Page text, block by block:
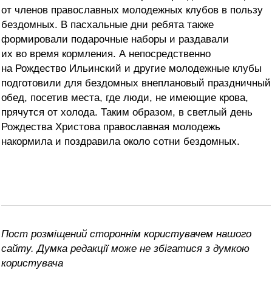
от членов православных молодежных клубов в пользу
бездомных. В пасхальные дни ребята также
формировали подарочные наборы и раздавали
их во время кормления. А непосредственно
на Рождество Ильинский и другие молодежные клубы
подготовили для бездомных внеплановый праздничный
обед, посетив места, где люди, не имеющие крова,
прячутся от холода. Таким образом, в светлый день
Рождества Христова православная молодежь
накормила и поздравила около сотни бездомных.
Пост розміщений стороннім користувачем нашого
сайту. Думка редакції може не збігатися з думкою
користувача